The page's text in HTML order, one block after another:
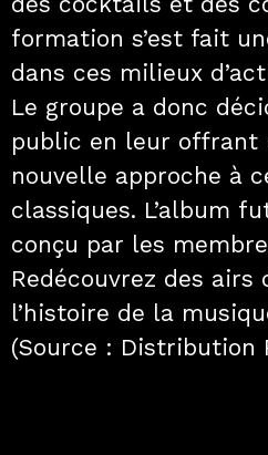
formation s’est fait
dans ces milieux
Le groupe a donc
public en leur offrant
nouvelle approche à
classiques. L’album
conçu par les
Redécouvrez des
l’histoire de la
(Source : Distribution